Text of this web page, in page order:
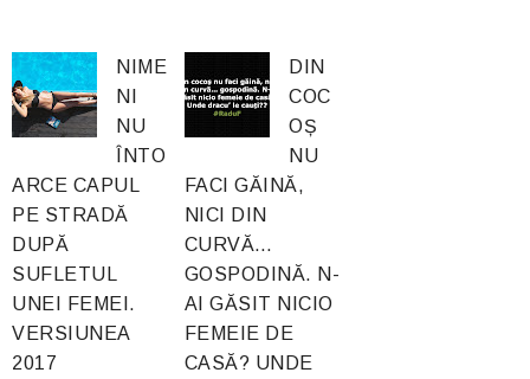
NIME
NI
NU
ÎNTO
ARCE CAPUL
PE STRADĂ
DUPĂ
SUFLETUL
UNEI FEMEI.
VERSIUNEA
2017
DIN
COC
OȘ
NU
FACI GĂINĂ,
NICI DIN
CURVĂ…
GOSPODINĂ. N-
AI GĂSIT NICIO
FEMEIE DE
CASĂ? UNDE